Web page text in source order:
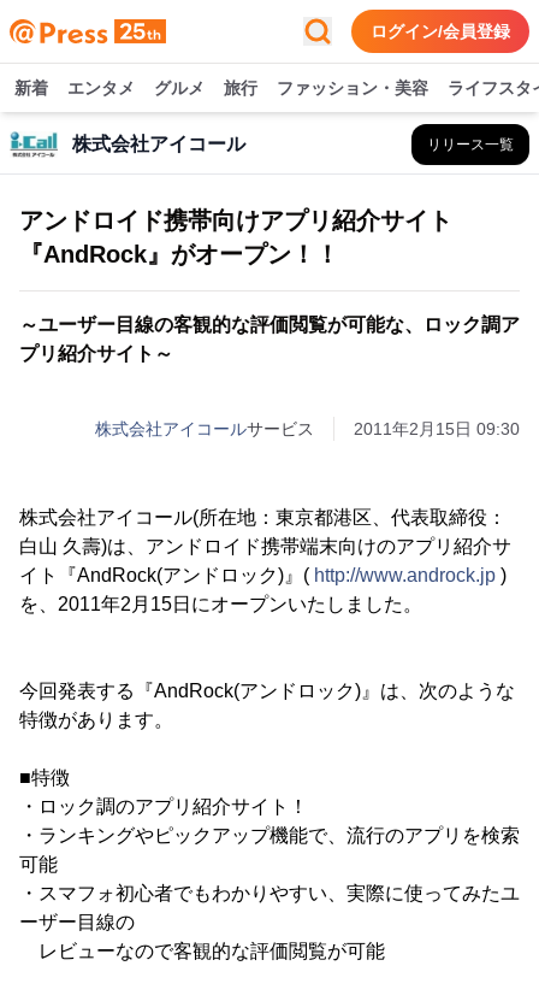
ログイン/会員登録
新着 エンタメ グルメ 旅行 ファッション・美容 ライフスタ
株式会社アイコール リリース一覧
アンドロイド携帯向けアプリ紹介サイト
『AndRock』がオープン！！
～ユーザー目線の客観的な評価閲覧が可能な、ロック調ア
プリ紹介サイト～
株式会社アイコールサービス 2011年2月15日 09:30
株式会社アイコール(所在地：東京都港区、代表取締役：
白山 久壽)は、アンドロイド携帯端末向けのアプリ紹介サ
イト『AndRock(アンドロック)』( http://www.androck.jp )
を、2011年2月15日にオープンいたしました。
今回発表する『AndRock(アンドロック)』は、次のような
特徴があります。
■特徴
・ロック調のアプリ紹介サイト！
・ランキングやピックアップ機能で、流行のアプリを検索
可能
・スマフォ初心者でもわかりやすい、実際に使ってみたユ
ーザー目線の
レビューなので客観的な評価閲覧が可能